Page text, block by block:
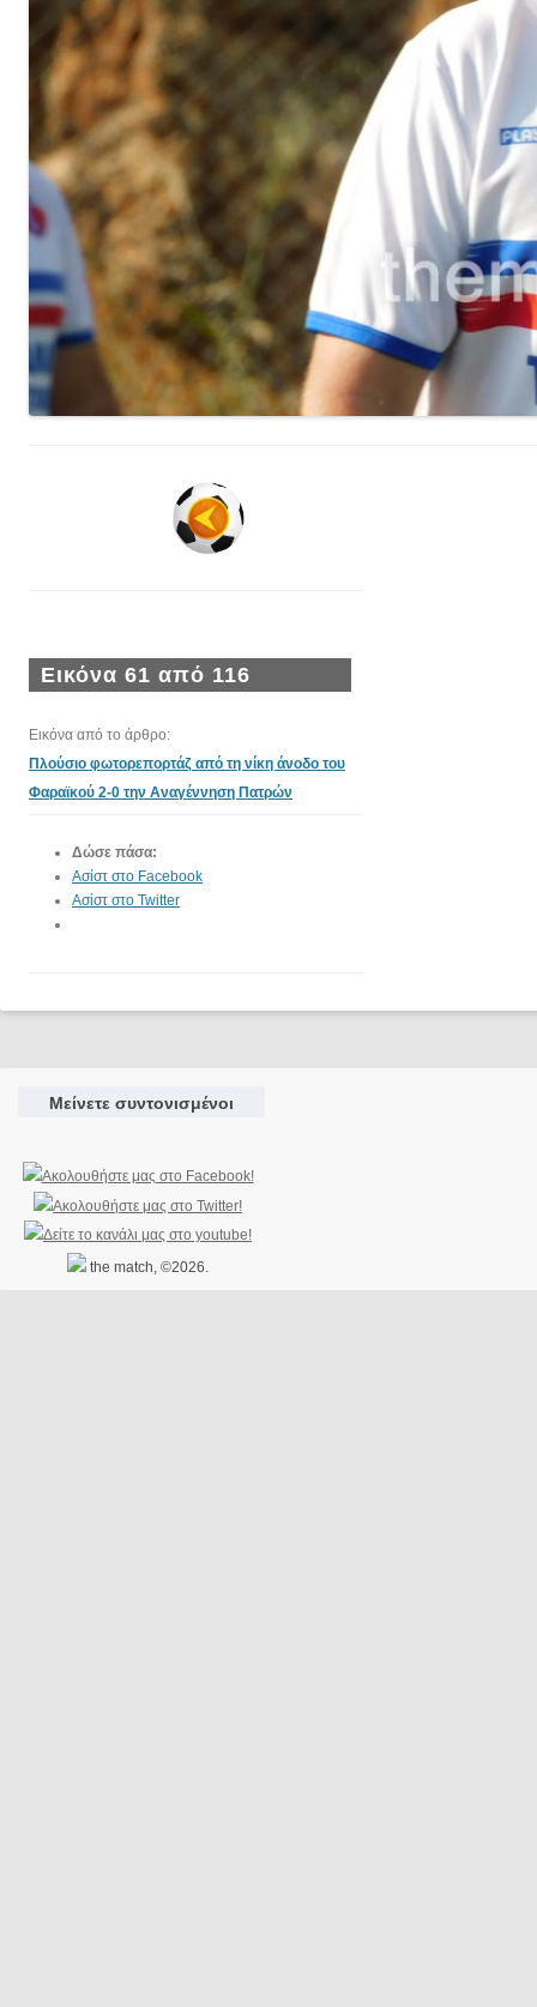
Εικόνα 61 από 116
Εικόνα από το άρθρο:
Πλούσιο φωτορεπορτάζ από τη νίκη άνοδο του
Φαραϊκού 2-0 την Αναγέννηση Πατρών
Δώσε πάσα:
Ασίστ στο Facebook
Ασίστ στο Twitter
Μείνετε συντονισμένοι
the match, ©2026.